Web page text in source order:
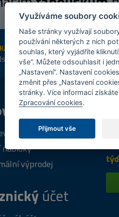
KAMENNÉ PRODEJNY
Jsme na trhu více než 10 let
program
za registraci
nabídky
výprodej
účet
Využíváme soubory
Naše stránky využívají
používání některých z nich
souhlas, který vyjádříte
vše“. Můžete odsouhlasit i
„Nastavení“. Nastavení
změnit přes „Nastavení
stránky. Více informací
Zpracování cookies.
Přijmout vše